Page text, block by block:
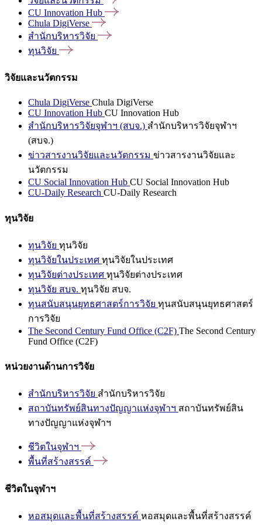
CU Innovation Hub
Chula DigiVerse
สำนักบริหารวิจัย
ทุนวิจัย
วิจัยและนวัตกรรม
Chula DigiVerse Chula DigiVerse
CU Innovation Hub CU Innovation Hub
สำนักบริหารวิจัยจุฬาฯ (สบจ.) สำนักบริหารวิจัยจุฬาฯ
(สบจ.)
ข่าวสารงานวิจัยและนวัตกรรม ข่าวสารงานวิจัยและ
นวัตกรรม
CU Social Innovation Hub CU Social Innovation Hub
CU-Daily Research CU-Daily Research
ทุนวิจัย
ทุนวิจัย ทุนวิจัย
ทุนวิจัยในประเทศ ทุนวิจัยในประเทศ
ทุนวิจัยต่างประเทศ ทุนวิจัยต่างประเทศ
ทุนวิจัย สบจ. ทุนวิจัย สบจ.
ทุนสนับสนุนยุทธศาสตร์การวิจัย ทุนสนับสนุนยุทธศาสตร์
การวิจัย
The Second Century Fund Office (C2F) The Second Century
Fund Office (C2F)
หน่วยงานด้านการวิจัย
สำนักบริหารวิจัย สำนักบริหารวิจัย
สถาบันทรัพย์สินทางปัญญาแห่งจุฬาฯ สถาบันทรัพย์สิน
ทางปัญญาแห่งจุฬาฯ
ชีวิตในจุฬาฯ
พื้นที่สร้างสรรค์
ชีวิตในจุฬาฯ
หอสมุดและพื้นที่สร้างสรรค์ หอสมุดและพื้นที่สร้างสรรค์